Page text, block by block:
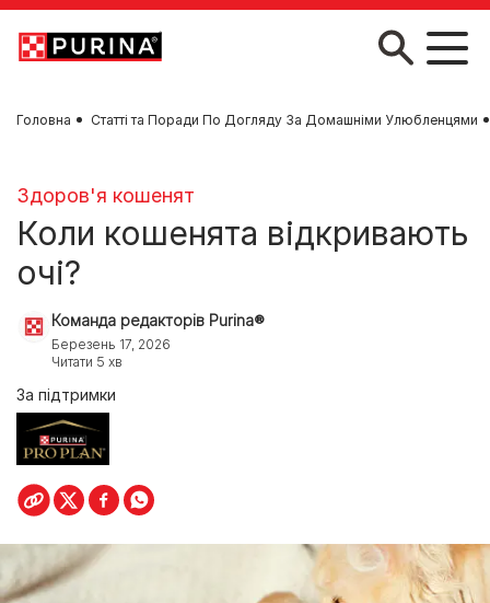
Skip to main content
Головна Статті та Поради По Догляду За Домашніми Улюбленцями
Здоров'я кошенят
Коли кошенята відкривають
очі?
Команда редакторів Purina®
Березень 17, 2026
Читати 5 хв
За підтримки